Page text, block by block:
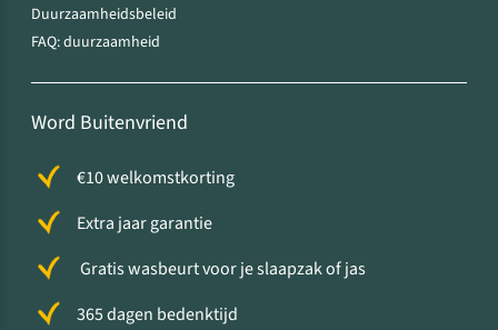
Duurzaamheidsbeleid
FAQ: duurzaamheid
Word Buitenvriend
€10 welkomstkorting
Extra jaar garantie
Gratis wasbeurt voor je slaapzak of jas
365 dagen bedenktijd